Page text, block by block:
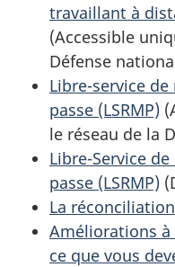
travaillant à
(Accessible
Défense
Libre-service
passe (LSRMP)
le réseau de la
Libre-Service
passe (LSRMP)
La
Améliorations
ce que vous